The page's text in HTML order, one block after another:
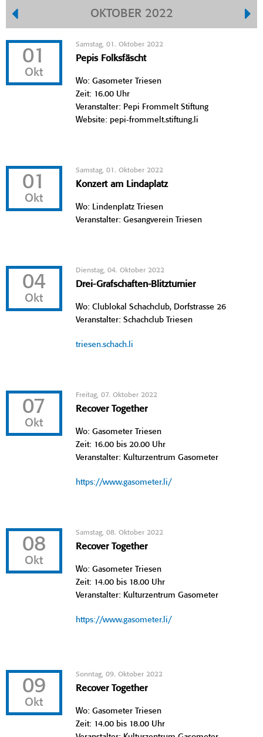
OKTOBER 2022
01
Okt
Samstag, 01. Oktober 2022
Pepis Folksfäscht
Wo: Gasometer Triesen
Zeit: 16.00 Uhr
Veranstalter: Pepi Frommelt Stiftung
Website: pepi-frommelt.stiftung.li
01
Okt
Samstag, 01. Oktober 2022
Konzert am Lindaplatz
Wo: Lindenplatz Triesen
Veranstalter: Gesangverein Triesen
04
Okt
Dienstag, 04. Oktober 2022
Drei-Grafschaften-Blitzturnier
Wo: Clublokal Schachclub, Dorfstrasse 26
Veranstalter: Schachclub Triesen
triesen.schach.li
07
Okt
Freitag, 07. Oktober 2022
Recover Together
Wo: Gasometer Triesen
Zeit: 16.00 bis 20.00 Uhr
Veranstalter: Kulturzentrum Gasometer
https://www.gasometer.li/
08
Okt
Samstag, 08. Oktober 2022
Recover Together
Wo: Gasometer Triesen
Zeit: 14.00 bis 18.00 Uhr
Veranstalter: Kulturzentrum Gasometer
https://www.gasometer.li/
09
Okt
Sonntag, 09. Oktober 2022
Recover Together
Wo: Gasometer Triesen
Zeit: 14.00 bis 18.00 Uhr